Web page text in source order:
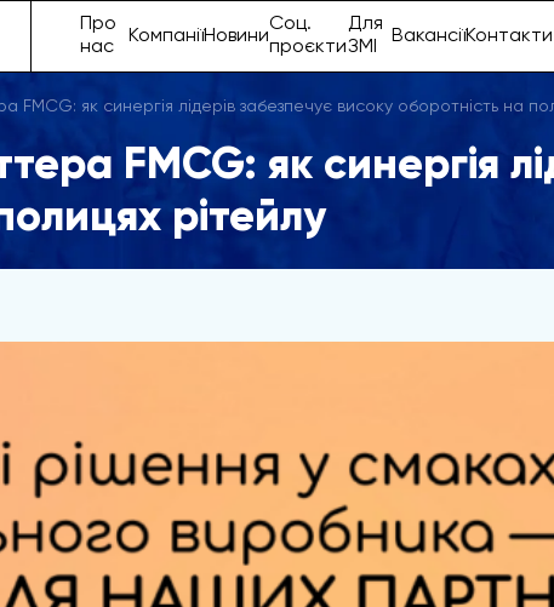
Про
нас
КомпаніїНовини
Соц.
проєкти
Для
ЗМІ
ВакансіїКонтакти
FMCG: як синергія лідерів забезпечує високу оборотність на
FMCG: як синергія
рітейлу